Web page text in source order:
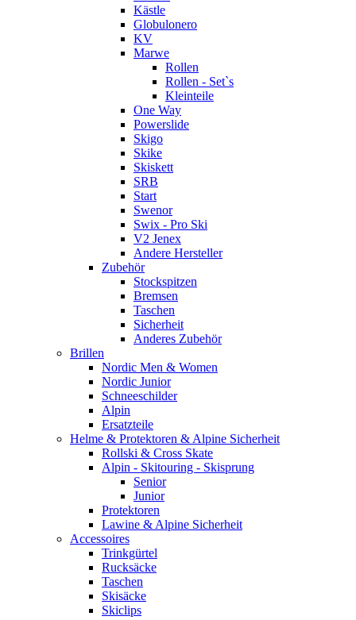
Kästle
Globulonero
KV
Marwe
Rollen
Rollen - Set`s
Kleinteile
One Way
Powerslide
Skigo
Skike
Skiskett
SRB
Start
Swenor
Swix - Pro Ski
V2 Jenex
Andere Hersteller
Zubehör
Stockspitzen
Bremsen
Taschen
Sicherheit
Anderes Zubehör
Brillen
Nordic Men & Women
Nordic Junior
Schneeschilder
Alpin
Ersatzteile
Helme & Protektoren & Alpine Sicherheit
Rollski & Cross Skate
Alpin - Skitouring - Skisprung
Senior
Junior
Protektoren
Lawine & Alpine Sicherheit
Accessoires
Trinkgürtel
Rucksäcke
Taschen
Skisäcke
Skiclips